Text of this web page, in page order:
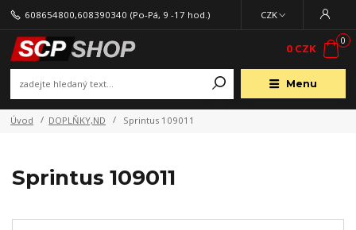
Menu
CZK
608654800,608390340 (Po-Pá, 9 -17 hod.)
0
0 CZK
Úvod DOPLŇKY,ND Sprintus 109011
Sprintus 109011